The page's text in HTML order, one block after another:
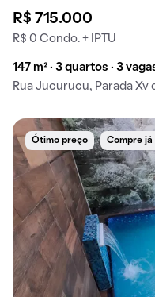
R$ 715.000
R$ 0 Condo. + IPTU
147 m² · 3 quartos · 3
Rua Jucurucu, Parada Xv
Ótimo preço Compre já